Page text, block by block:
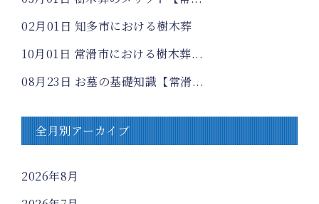
02月01日 知多市における樹木葬
10月01日 常滑市における樹木葬...
08月23日 お墓の基礎知識【常滑...
全月別アーカイブ
2026年8月